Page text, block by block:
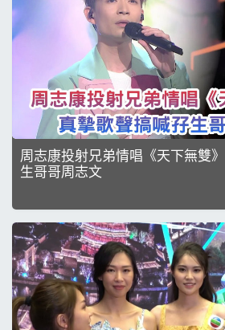
周志康投射兄弟情唱《天下無雙
生哥哥周志文